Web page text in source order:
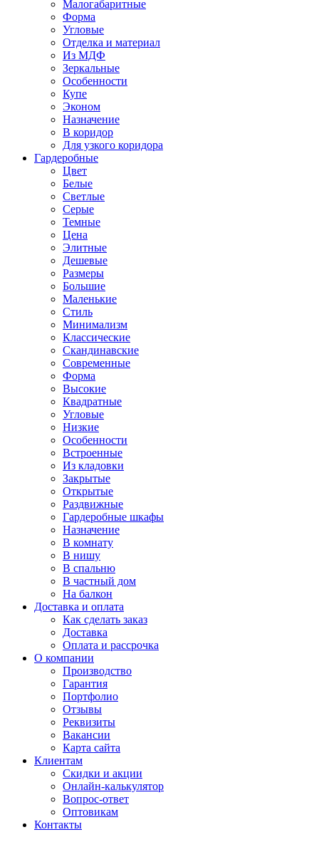
Малогабаритные
Форма
Угловые
Отделка и материал
Из МДФ
Зеркальные
Особенности
Купе
Эконом
Назначение
В коридор
Для узкого коридора
Гардеробные
Цвет
Белые
Светлые
Серые
Темные
Цена
Элитные
Дешевые
Размеры
Большие
Маленькие
Стиль
Минимализм
Классические
Скандинавские
Современные
Форма
Высокие
Квадратные
Угловые
Низкие
Особенности
Встроенные
Из кладовки
Закрытые
Открытые
Раздвижные
Гардеробные шкафы
Назначение
В комнату
В нишу
В спальню
В частный дом
На балкон
Доставка и оплата
Как сделать заказ
Доставка
Оплата и рассрочка
О компании
Производство
Гарантия
Портфолио
Отзывы
Реквизиты
Вакансии
Карта сайта
Клиентам
Скидки и акции
Онлайн-калькулятор
Вопрос-ответ
Оптовикам
Контакты